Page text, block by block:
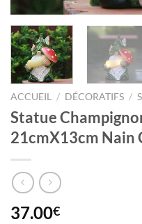
ACCUEIL / DÉCORATIFS /
Statue
21cmX13cm Nain
37.00€